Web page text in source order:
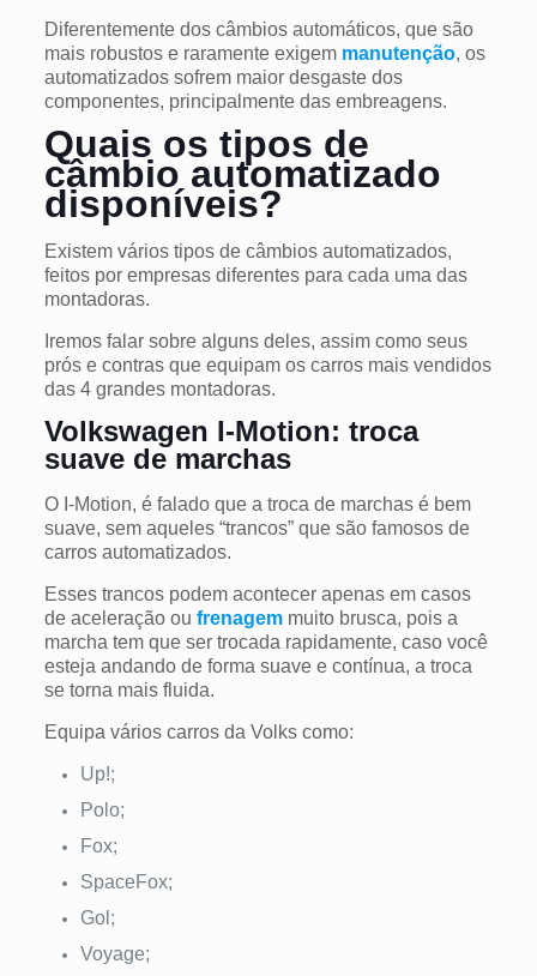
Diferentemente dos câmbios automáticos, que são
mais robustos e raramente exigem manutenção, os
automatizados sofrem maior desgaste dos
componentes, principalmente das embreagens.
Quais os tipos de
câmbio automatizado
disponíveis?
Existem vários tipos de câmbios automatizados,
feitos por empresas diferentes para cada uma das
montadoras.
Iremos falar sobre alguns deles, assim como seus
prós e contras que equipam os carros mais vendidos
das 4 grandes montadoras.
Volkswagen I-Motion: troca
suave de marchas
O I-Motion, é falado que a troca de marchas é bem
suave, sem aqueles “trancos” que são famosos de
carros automatizados.
Esses trancos podem acontecer apenas em casos
de aceleração ou frenagem muito brusca, pois a
marcha tem que ser trocada rapidamente, caso você
esteja andando de forma suave e contínua, a troca
se torna mais fluida.
Equipa vários carros da Volks como:
Up!;
Polo;
Fox;
SpaceFox;
Gol;
Voyage;